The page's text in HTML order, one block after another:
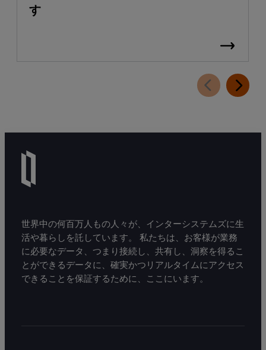
す
世界中の何百万人もの人々が、インターシステムズに生
活や暮らしを託しています。 私たちは、お客様が業務
に必要なデータ、つまり接続し、共有し、洞察を得るこ
とができるデータに、確実かつリアルタイムにアクセス
できることを保証するために、ここにいます。